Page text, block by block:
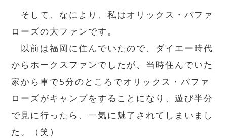
そして、なにより、私はオリックス・バファ
ローズの大ファンです。
以前は福岡に住んでいたので、ダイエー時代
からホークスファンでしたが、当時住んでいた
家から車で5分のところでオリックス・バファ
ローズがキャンプをすることになり、遊び半分
で見に行ったら、一気に魅了されてしまいまし
た。（笑）